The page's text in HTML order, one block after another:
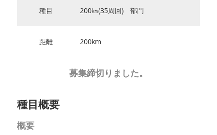
種目 200㎞(35周回) 部門
距離 200km
募集締切りました。
種目概要
概要